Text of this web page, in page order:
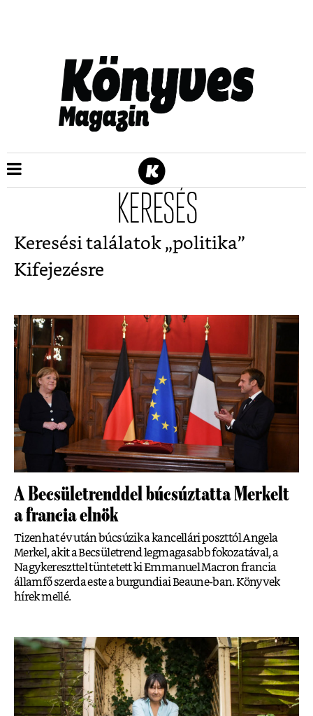
KERESÉS
Keresési találatok „politika”
Kifejezésre
A Becsületrenddel búcsúztatta Merkelt
a francia elnök
Tizenhat év után búcsúzik a kancellári poszttól Angela
Merkel, akit a Becsületrend legmagasabb fokozatával, a
Nagykereszttel tüntetett ki Emmanuel Macron francia
államfő szerda este a burgundiai Beaune-ban. Könyvek
hírek mellé.